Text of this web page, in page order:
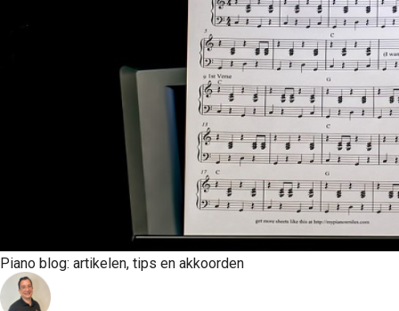
Piano blog: artikelen, tips en akkoorden